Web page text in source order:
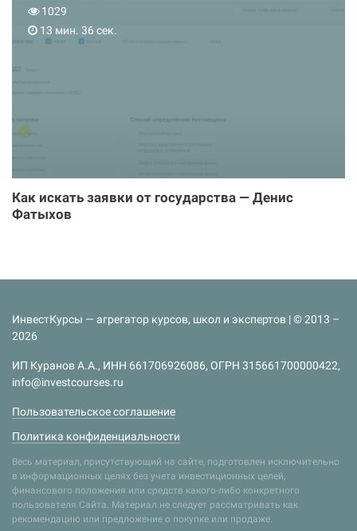
1029
13 мин. 36 сек.
Как искать заявки от государства — Денис
Фатыхов
ИнвестКурсы — агрегатор курсов, школ и экспертов | © 2013 –
2026
ИП Куранов А.А., ИНН 661706926086, ОГРН 315661700000422,
info@investcourses.ru
Пользовательское соглашение
Политика конфиденциальности
Весь материал, присутствующий на сайте, подготовлен исключительно
в информационных целях без учета инвестиционных целей,
финансового положения или средств какого-либо конкретного
пользователя Сайта. Материал не следует рассматривать как
рекомендацию или предложение о покупке или продаже.